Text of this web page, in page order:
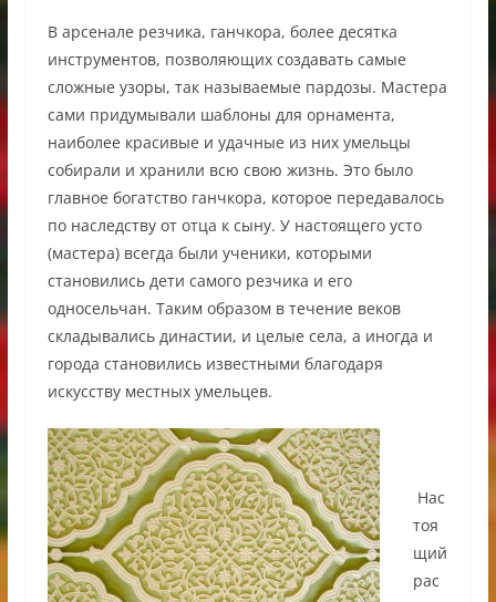
В арсенале резчика, ганчкора, более десятка
инструментов, позволяющих создавать самые
сложные узоры, так называемые пардозы. Мастера
сами придумывали шаблоны для орнамента,
наиболее красивые и удачные из них умельцы
собирали и хранили всю свою жизнь. Это было
главное богатство ганчкора, которое передавалось
по наследству от отца к сыну. У настоящего усто
(мастера) всегда были ученики, которыми
становились дети самого резчика и его
односельчан. Таким образом в течение веков
складывались династии, и целые села, а иногда и
города становились известными благодаря
искусству местных умельцев.
Нас
тоя
щий
рас